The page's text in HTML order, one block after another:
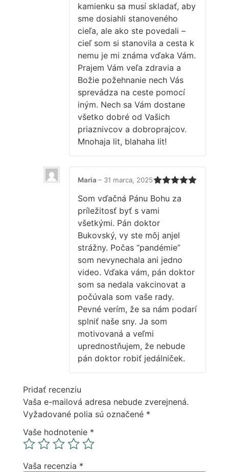
kamienku sa musí skladať, aby
sme dosiahli stanoveného
cieľa, ale ako ste povedali –
cieľ som si stanovila a cesta k
nemu je mi známa vďaka Vám.
Prajem Vám veľa zdravia a
Božie požehnanie nech Vás
sprevádza na ceste pomocí
iným. Nech sa Vám dostane
všetko dobré od Vašich
priaznivcov a dobroprajcov.
Mnohaja lit, blahaha lit!
5z 5
Maria – 31 marca, 2025
Som vďačná Pánu Bohu za
príležitosť byť s vami
všetkými. Pán doktor
Bukovský, vy ste môj anjel
strážny. Počas “pandémie”
som nevynechala ani jedno
video. Vďaka vám, pán doktor
som sa nedala vakcinovat a
počúvala som vaše rady.
Pevné verím, že sa nám podarí
splniť naše sny. Ja som
motivovaná a veľmi
uprednostňujem, že nebude
pán doktor robiť jedálniček.
Pridať recenziu
Vaša e-mailová adresa nebude zverejnená.
Vyžadované polia sú označené *
Vaše hodnotenie *
Vaša recenzia *